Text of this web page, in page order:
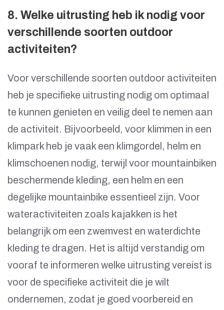
8. Welke uitrusting heb ik nodig voor
verschillende soorten outdoor
activiteiten?
Voor verschillende soorten outdoor activiteiten
heb je specifieke uitrusting nodig om optimaal
te kunnen genieten en veilig deel te nemen aan
de activiteit. Bijvoorbeeld, voor klimmen in een
klimpark heb je vaak een klimgordel, helm en
klimschoenen nodig, terwijl voor mountainbiken
beschermende kleding, een helm en een
degelijke mountainbike essentieel zijn. Voor
wateractiviteiten zoals kajakken is het
belangrijk om een zwemvest en waterdichte
kleding te dragen. Het is altijd verstandig om
vooraf te informeren welke uitrusting vereist is
voor de specifieke activiteit die je wilt
ondernemen, zodat je goed voorbereid en